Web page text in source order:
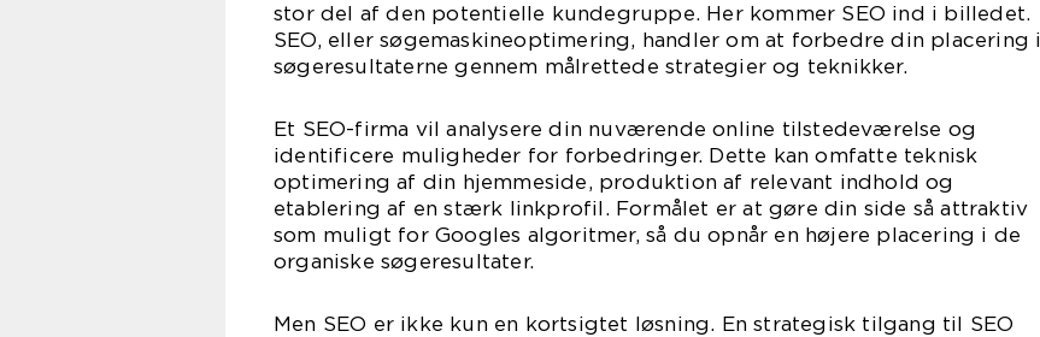
stor del af den potentielle kundegruppe. Her kommer SEO ind i billedet.
SEO, eller søgemaskineoptimering, handler om at forbedre din placering i
søgeresultaterne gennem målrettede strategier og teknikker.
Et SEO-firma vil analysere din nuværende online tilstedeværelse og
identificere muligheder for forbedringer. Dette kan omfatte teknisk
optimering af din hjemmeside, produktion af relevant indhold og
etablering af en stærk linkprofil. Formålet er at gøre din side så attraktiv
som muligt for Googles algoritmer, så du opnår en højere placering i de
organiske søgeresultater.
Men SEO er ikke kun en kortsigtet løsning. En strategisk tilgang til SEO